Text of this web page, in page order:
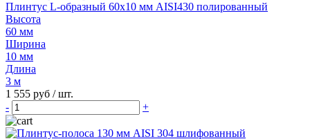
Плинтус L-образный 60х10 мм AISI430 полированный
Высота
60 мм
Ширина
10 мм
Длина
3 м
1 555 руб / шт.
-
+